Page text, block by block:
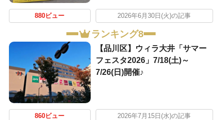
880ビュー 2026年6月30日(火)の記事
ランキング8
【品川区】ウィラ大井「サマー
フェスタ2026」7/18(土)～
7/26(日)開催♪
860ビュー 2026年7月15日(水)の記事